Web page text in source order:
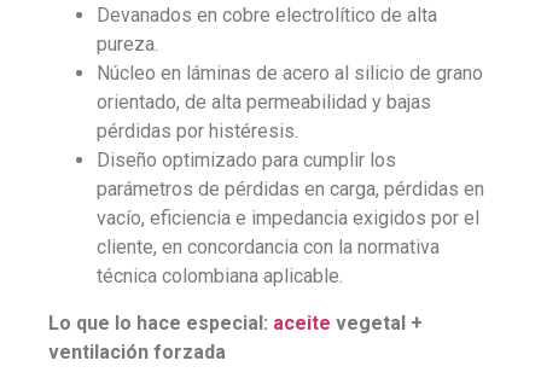
Devanados en cobre electrolítico de alta
pureza.
Núcleo en láminas de acero al silicio de grano
orientado, de alta permeabilidad y bajas
pérdidas por histéresis.
Diseño optimizado para cumplir los
parámetros de pérdidas en carga, pérdidas en
vacío, eficiencia e impedancia exigidos por el
cliente, en concordancia con la normativa
técnica colombiana aplicable.
Lo que lo hace especial: aceite vegetal +
ventilación forzada